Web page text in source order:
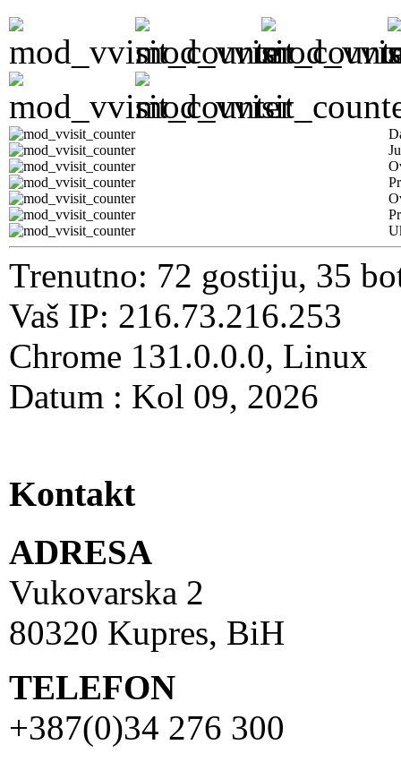
Trenutno: 72 gostiju, 35
Vaš IP: 216.73.216.253
Chrome 131.0.0.0, Linux
Datum : Kol 09, 2026
Kontakt
ADRESA
Vukovarska 2
80320 Kupres, BiH
TELEFON
+387(0)34 276 300